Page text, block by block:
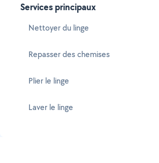
Services principaux
Nettoyer du linge
Repasser des chemises
Plier le linge
Laver le linge